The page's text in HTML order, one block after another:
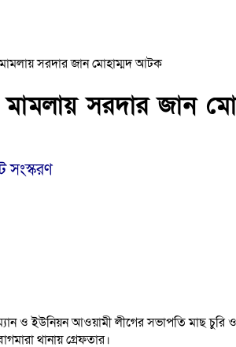
মামলায় সরদার জান মোহাম্মদ আটক
মামলায় সরদার জান
সংস্করণ
ও ইউনিয়ন আওয়ামী লীগের সভাপতি মাছ চুরি
থানায় গ্রেফতার।